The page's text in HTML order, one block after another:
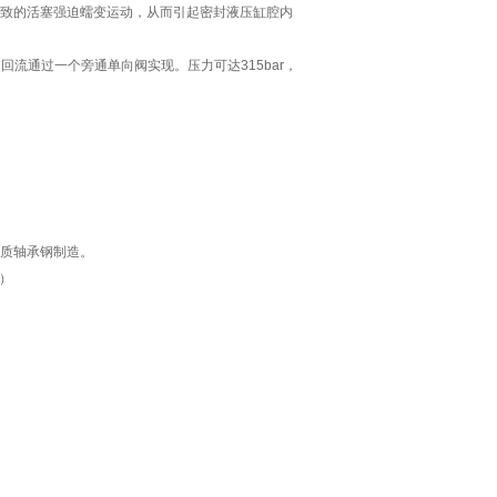
的活塞强迫蠕变运动，从而引起密封液压缸腔内
流通过一个旁通单向阀实现。压力可达315bar，
轴承钢制造。